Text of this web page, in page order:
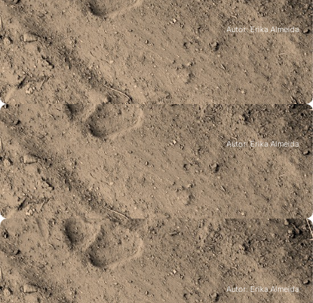
Autor: Erika Almeida
Encontros
Seminário: A Utilização do Cão de Gado
na Proteção dos Rebanhos
Centro de Interpretação e Informação do Parque Natural do
Alvão, Vila Real, 27 de janeiro de 2005.
Autor: Erika Almeida
Encontros
Workshop: Avaliação de Medidas de
Prevenção de PrejuízosAutor: Erika Almeida